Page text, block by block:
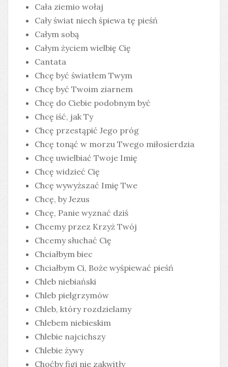
Cała ziemio wołaj
Cały świat niech śpiewa tę pieśń
Całym sobą
Całym życiem wielbię Cię
Cantata
Chcę być światłem Twym
Chcę być Twoim ziarnem
Chcę do Ciebie podobnym być
Chcę iść, jak Ty
Chcę przestąpić Jego próg
Chcę tonąć w morzu Twego miłosierdzia
Chcę uwielbiać Twoje Imię
Chcę widzieć Cię
Chcę wywyższać Imię Twe
Chcę, by Jezus
Chcę, Panie wyznać dziś
Chcemy przez Krzyż Twój
Chcemy słuchać Cię
Chciałbym biec
Chciałbym Ci, Boże wyśpiewać pieśń
Chleb niebiański
Chleb pielgrzymów
Chleb, który rozdzielamy
Chlebem niebieskim
Chlebie najcichszy
Chlebie żywy
Choćby figi nie zakwitły